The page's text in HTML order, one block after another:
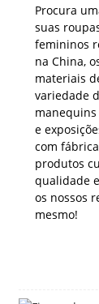
Procura
suas
femininos
na China,
materiais
variedade
e
com
produtos
qualidade
os nossos
mesmo!